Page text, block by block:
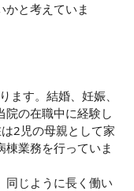
かと考えていま
ます。結婚、妊娠、
院の在職中に経験し
2児の母親として家
業務を行っていま
同じように長く働い